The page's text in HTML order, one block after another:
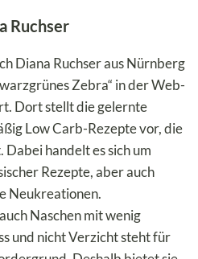
Ruchser
Diana Ruchser aus Nürnberg
Zebra“ in der Web-
Dort stellt die gelernte
Low Carb-Rezepte vor, die
handelt es sich um
Rezepte, aber auch
Neukreationen.
Naschen mit wenig
und nicht Verzicht steht für